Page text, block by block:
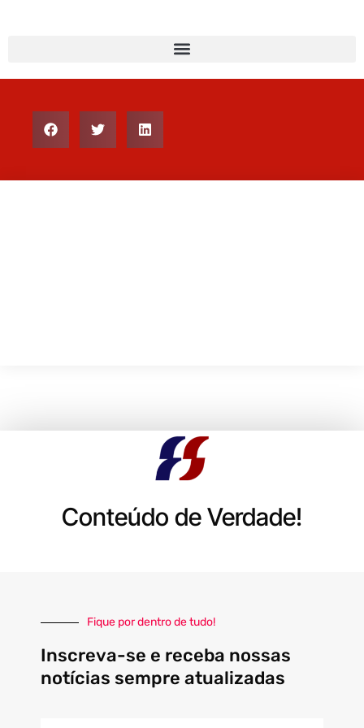
Conteúdo de Verdade!
Fique por dentro de tudo!
Inscreva-se e receba nossas
notícias sempre atualizadas